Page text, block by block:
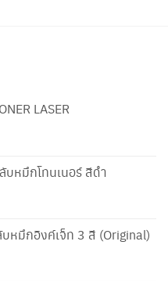
LASER
บหมึกโทนเนอร์ สีดำ
หมึกอิงค์เจ็ท 3 สี (Original)